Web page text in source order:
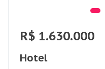
R$ 1.630.000
Hotel